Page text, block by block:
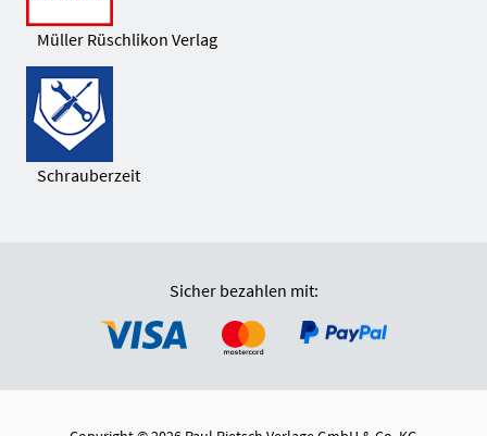
Müller Rüschlikon Verlag
Schrauberzeit
Sicher bezahlen mit: